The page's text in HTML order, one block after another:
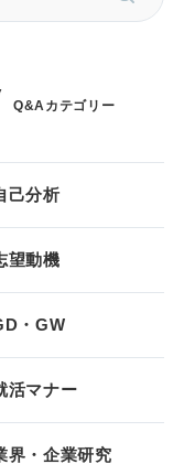
Q&Aカテゴリー
己分析
望動機
・GW
活マナー
界・企業研究